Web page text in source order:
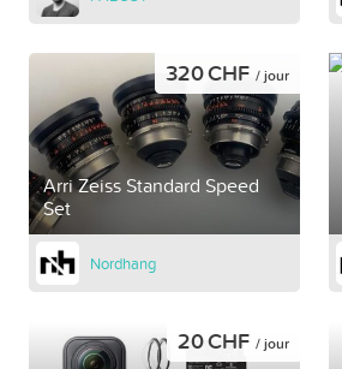
Arri Zeiss Standard Speed
Set
320 CHF / jour
Nordhang
20 CHF / jour